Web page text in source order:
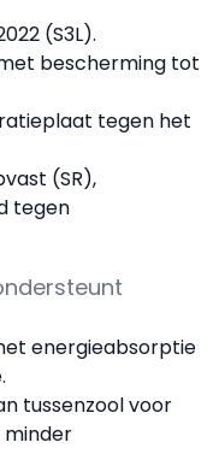
(S3L).
bescherming tot
tegen het
(SR),
tegen
energieabsorptie
tussenzool voor